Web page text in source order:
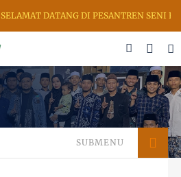
SELAMAT DATANG DI PESANTREN SENI
SUBMENU